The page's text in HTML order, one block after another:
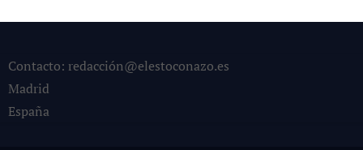
Contacto: redacción@elestoconazo.es
Madrid
España